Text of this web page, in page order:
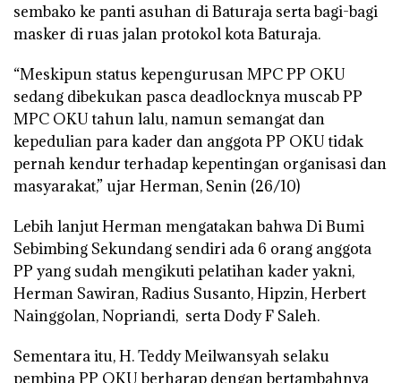
sembako ke panti asuhan di Baturaja serta bagi-bagi
masker di ruas jalan protokol kota Baturaja.
“Meskipun status kepengurusan MPC PP OKU
sedang dibekukan pasca deadlocknya muscab PP
MPC OKU tahun lalu, namun semangat dan
kepedulian para kader dan anggota PP OKU tidak
pernah kendur terhadap kepentingan organisasi dan
masyarakat,” ujar Herman, Senin (26/10)
Lebih lanjut Herman mengatakan bahwa Di Bumi
Sebimbing Sekundang sendiri ada 6 orang anggota
PP yang sudah mengikuti pelatihan kader yakni,
Herman Sawiran, Radius Susanto, Hipzin, Herbert
Nainggolan, Nopriandi, serta Dody F Saleh.
Sementara itu, H. Teddy Meilwansyah selaku
pembina PP OKU berharap dengan bertambahnya